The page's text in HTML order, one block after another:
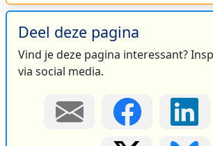
Deel deze pagina
Vind je deze pagina interessant?
via social media.